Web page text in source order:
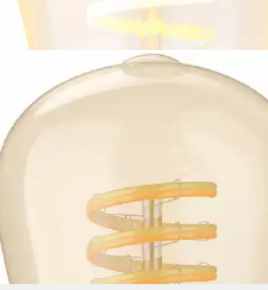
PHILIPS HUE
LED-Filament White Ambiance
Edison ST64 550lm, E27, 1 St.,
ab 44,99 €
lieferbar - in 1-2 Werktagen bei dir